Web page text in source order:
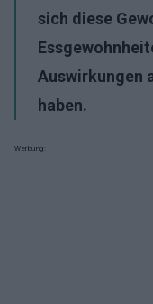
sich diese
Auswirkungen
haben.
Werbung: